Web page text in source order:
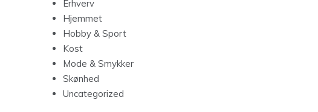
Erhverv
Hjemmet
Hobby & Sport
Kost
Mode & Smykker
Skønhed
Uncategorized